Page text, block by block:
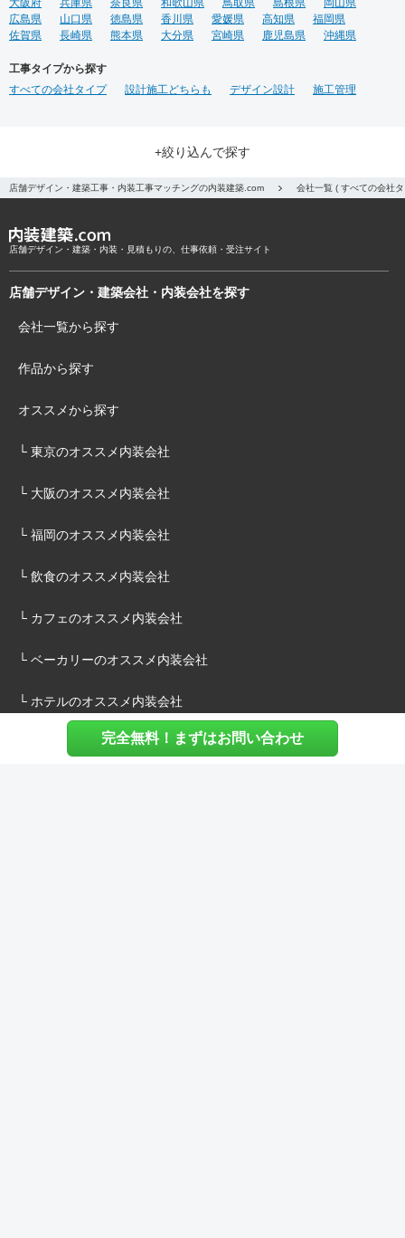
完全無料！まずはお問い合わせ
大阪府
兵庫県 奈良県 和歌山県 鳥取県 島根県
岡山県
広島県
山口県 徳島県 香川県 愛媛県 高知県
福岡県
佐賀県
長崎県 熊本県 大分県 宮崎県 鹿児島県 沖縄県
工事タイプから探す
すべての会社タイプ
設計施工どちらも デザイン設計 施工管理
+絞り込んで探す
店舗デザイン・建築工事・内装工事マッチングの内装建築.com 会社一覧 ( すべての会社
店舗デザイン・建築・内装・見積もりの、仕事依頼・受注サイト
店舗デザイン・建築会社・内装会社を探す
会社一覧から探す
作品から探す
オススメから探す
└ 東京のオススメ内装会社
└ 大阪のオススメ内装会社
└ 福岡のオススメ内装会社
└ 飲食のオススメ内装会社
└ カフェのオススメ内装会社
└ ベーカリーのオススメ内装会社
└ ホテルのオススメ内装会社